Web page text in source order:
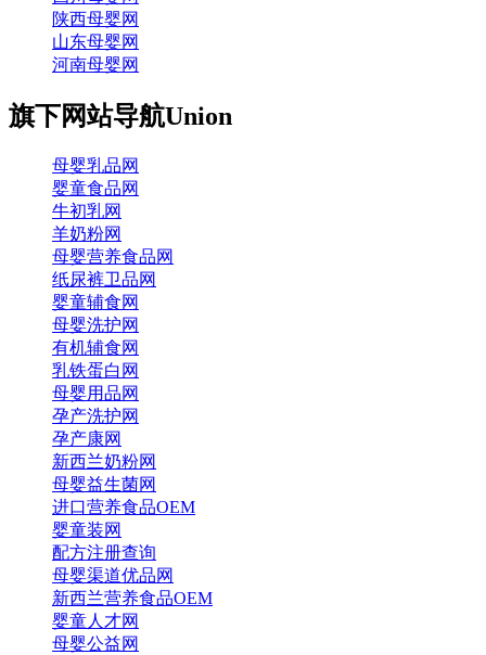
陕西母婴网
山东母婴网
河南母婴网
旗下网站导航Union
母婴乳品网
婴童食品网
牛初乳网
羊奶粉网
母婴营养食品网
纸尿裤卫品网
婴童辅食网
母婴洗护网
有机辅食网
乳铁蛋白网
母婴用品网
孕产洗护网
孕产康网
新西兰奶粉网
母婴益生菌网
进口营养食品OEM
婴童装网
配方注册查询
母婴渠道优品网
新西兰营养食品OEM
婴童人才网
母婴公益网